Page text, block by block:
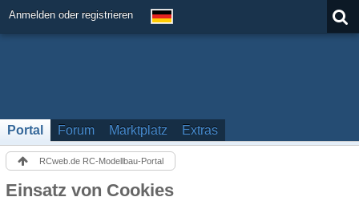
Anmelden oder registrieren
Portal Forum Marktplatz Extras
RCweb.de RC-Modellbau-Portal
Einsatz von Cookies